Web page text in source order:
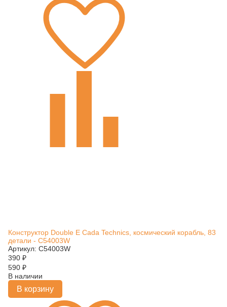
Конструктор Double E Cada Technics, космический корабль, 83
детали - C54003W
Артикул: C54003W
390 ₽
590 ₽
В наличии
В корзину